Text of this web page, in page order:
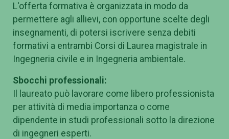
L'offerta formativa è organizzata in modo da
permettere agli allievi, con opportune scelte degli
insegnamenti, di potersi iscrivere senza debiti
formativi a entrambi Corsi di Laurea magistrale in
Ingegneria civile e in Ingegneria ambientale.
Sbocchi professionali:
Il laureato può lavorare come libero professionista
per attività di media importanza o come
dipendente in studi professionali sotto la direzione
di ingegneri esperti.